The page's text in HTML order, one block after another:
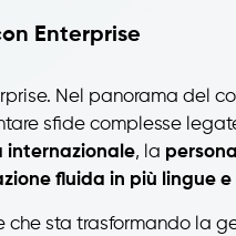
Enterprise
Nel panorama del
sfide complesse
internazionale, la
fluida in più lingue
che sta trasformando la